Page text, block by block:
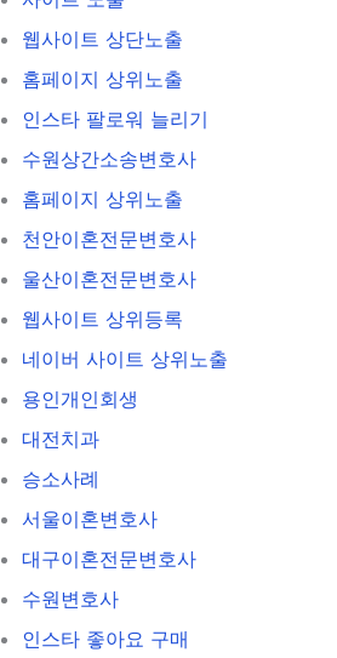
웹사이트 상단노출
홈페이지 상위노출
인스타 팔로워 늘리기
수원상간소송변호사
홈페이지 상위노출
천안이혼전문변호사
울산이혼전문변호사
웹사이트 상위등록
네이버 사이트 상위노출
용인개인회생
대전치과
승소사례
서울이혼변호사
대구이혼전문변호사
수원변호사
인스타 좋아요 구매